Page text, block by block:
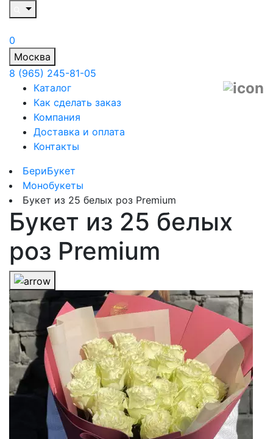
0
Москва
8 (965) 245-81-05
Каталог
Как сделать заказ
Компания
Доставка и оплата
Контакты
БериБукет
Монобукеты
Букет из 25 белых роз Premium
Букет из 25 белых
роз Premium